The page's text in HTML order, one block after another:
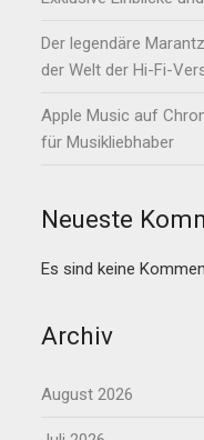
Der legendäre
der Welt der Hi-Fi-
Apple Music auf
für Musikliebhaber
Neueste
Es sind keine
Archiv
August 2026